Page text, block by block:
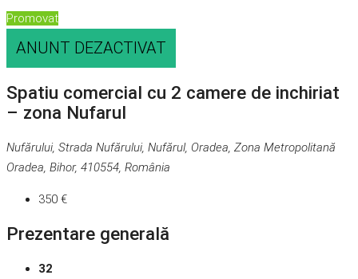
Promovat
ANUNT DEZACTIVAT
Spatiu comercial cu 2 camere de inchiriat
– zona Nufarul
Nufărului, Strada Nufărului, Nufărul, Oradea, Zona Metropolitană
Oradea, Bihor, 410554, România
350 €
Prezentare generală
32